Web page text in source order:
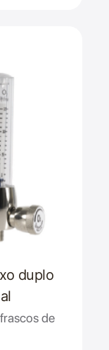
duplo
de